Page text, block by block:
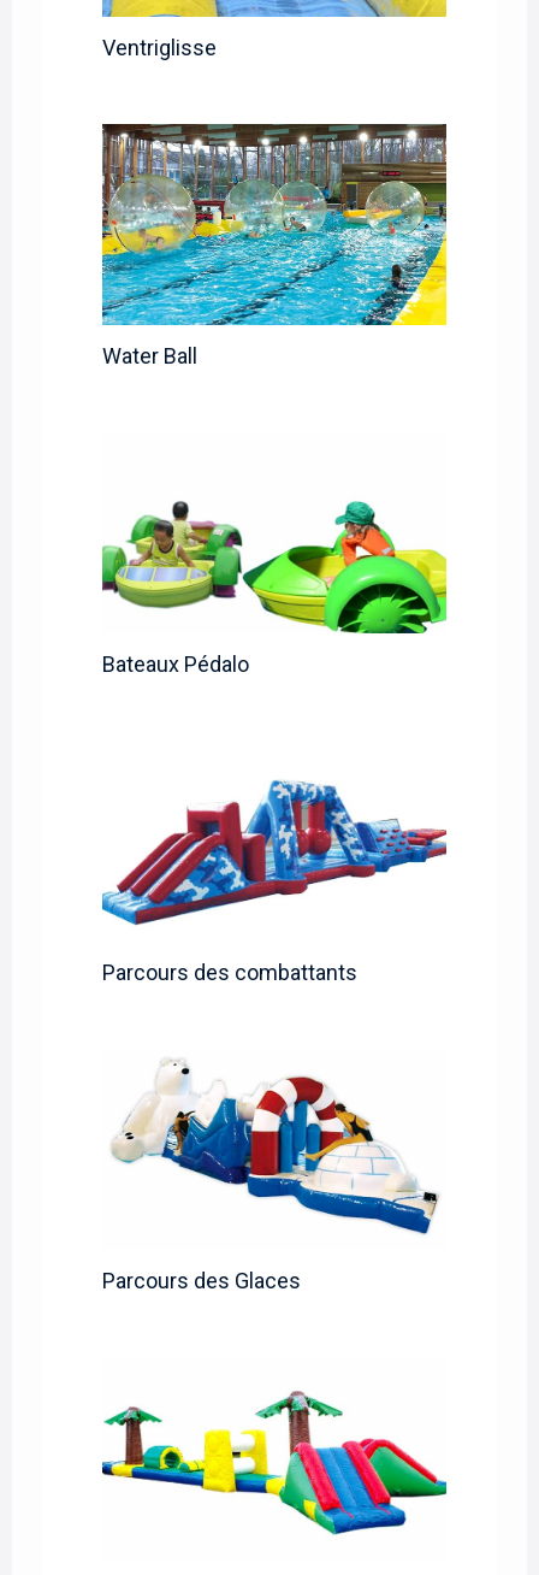
Ventriglisse
Water Ball
Bateaux Pédalo
Parcours des combattants
Parcours des Glaces